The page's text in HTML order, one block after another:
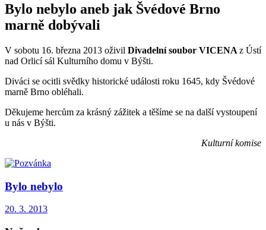
Bylo nebylo aneb jak Švédové Brno
marně dobývali
V sobotu 16. března 2013 oživil Divadelní soubor VICENA z Ústí
nad Orlicí sál Kulturního domu v Býšti.
Diváci se ocitli svědky historické události roku 1645, kdy Švédové
marně Brno obléhali.
Děkujeme hercům za krásný zážitek a těšíme se na další vystoupení
u nás v Býšti.
Kulturní komise
Bylo nebylo
20. 3. 2013